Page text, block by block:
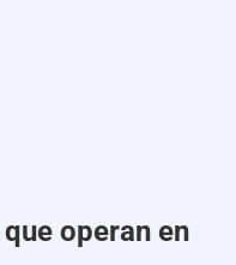
operan en